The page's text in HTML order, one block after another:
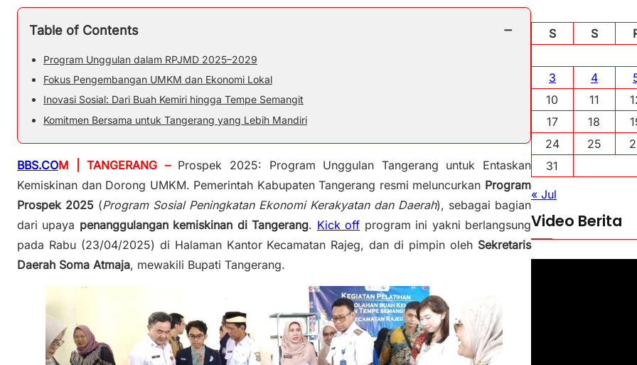
Table of Contents −
Program Unggulan dalam RPJMD 2025–2029
Fokus Pengembangan UMKM dan Ekonomi Lokal
Inovasi Sosial: Dari Buah Kemiri hingga Tempe Semangit
Komitmen Bersama untuk Tangerang yang Lebih Mandiri
BBS.COM | TANGERANG –Prospek 2025: Program Unggulan Tangerang untuk Entaskan
Kemiskinan dan Dorong UMKM. Pemerintah Kabupaten Tangerang resmi meluncurkan Program
Prospek 2025 (Program Sosial Peningkatan Ekonomi Kerakyatan dan Daerah), sebagai bagian
dari upaya penanggulangan kemiskinan di Tangerang. Kick off program ini yakni berlangsung
pada Rabu (23/04/2025) di Halaman Kantor Kecamatan Rajeg, dan di pimpin oleh Sekretaris
Daerah Soma Atmaja, mewakili Bupati Tangerang.
S
S
3
4
10
11
17
18
24
25
31
« Jul
Video Berita